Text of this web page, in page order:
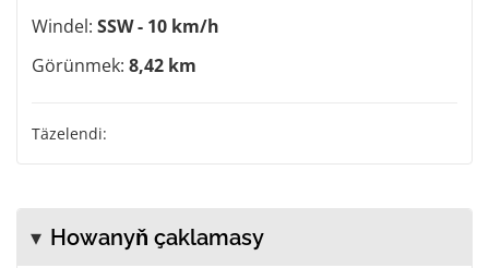
Windel: SSW - 10 km/h
Görünmek: 8,42 km
Täzelendi:
Howanyň çaklamasy